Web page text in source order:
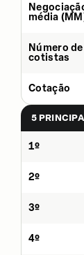
média
Número de
cotistas
Cotação
5
1º
2º
3º
4º